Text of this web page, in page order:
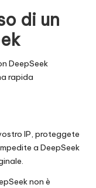
di un
DeepSeek
rapida
IP, proteggete
a DeepSeek
non è